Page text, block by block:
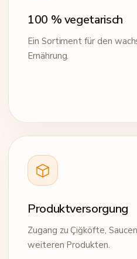
100 % vegetarisch
Ein Sortiment für den
Ernährung.
Produktversorgung
Zugang zu Çiğköfte,
weiteren Produkten.